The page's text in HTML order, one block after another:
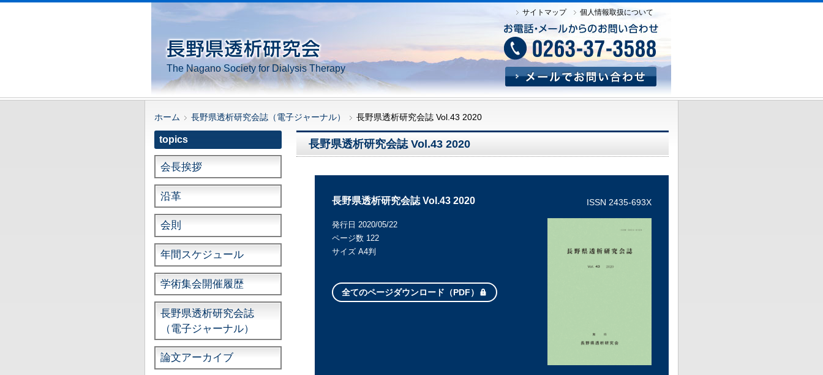
サイトマップ 個人情報取扱について
The Nagano Society for Dialysis Therapy
ホーム 長野県透析研究会誌（電子ジャーナル） 長野県透析研究会誌 Vol.43 2020
長野県透析研究会誌 Vol.43 2020
長野県透析研究会誌 Vol.43 2020 ISSN 2435-693X
発行日 2020/05/22
ページ数 122
サイズ A4判
全てのページダウンロード（PDF）
topics
会長挨拶
沿革
会則
年間スケジュール
学術集会開催履歴
長野県透析研究会誌
（電子ジャーナル）
論文アーカイブ